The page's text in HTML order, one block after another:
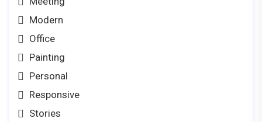
Modern
Office
Painting
Personal
Responsive
Stories